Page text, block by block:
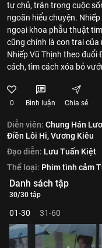
tự chủ, trân trọng cuộc
ngoãn hiểu chuyện.
ngoại khoa phẫu thuật
cũng chính là con trai của
Nhiếp Vũ Thịnh theo đuổi
cách, tìm cách xóa bỏ
0 Bình luận Chia sẻ
Diễn viên: Chung Hán
Điền Lôi Hi,Vương Kiêu
Đạo diễn: Lưu Tuấn Kiệt
Thể loại: Phim tình cảm
Danh sách tập
30/30 tập
01-30 31-60